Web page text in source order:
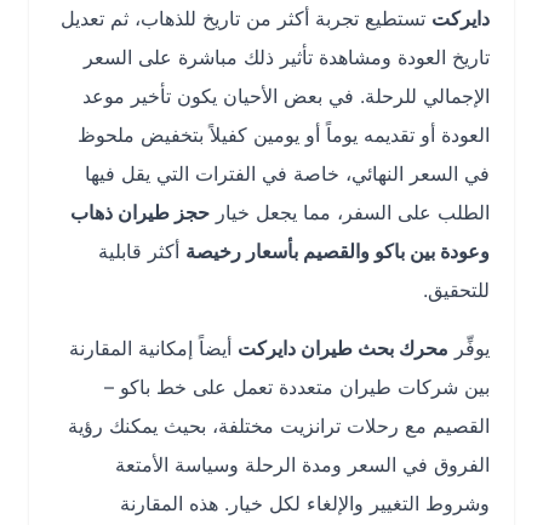
دايركتتستطيع تجربة أكثر من تاريخ للذهاب، ثم تعديل
تاريخ العودة ومشاهدة تأثير ذلك مباشرة على السعر
الإجمالي للرحلة. في بعض الأحيان يكون تأخير موعد
العودة أو تقديمه يوماً أو يومين كفيلاً بتخفيض ملحوظ
في السعر النهائي، خاصة في الفترات التي يقل فيها
الطلب على السفر، مما يجعل خيارحجز طيران ذهاب
وعودة بين باكو والقصيم بأسعار رخيصة أكثر قابلية
للتحقيق.
محرك بحث طيران دايركتأيضاً إمكانية المقارنة
بين شركات طيران متعددة تعمل على خط باكو –
القصيم مع رحلات ترانزيت مختلفة، بحيث يمكنك رؤية
الفروق في السعر ومدة الرحلة وسياسة الأمتعة
وشروط التغيير والإلغاء لكل خيار. هذه المقارنة